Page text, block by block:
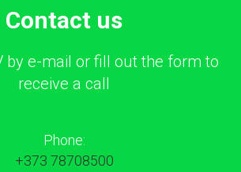
Сontact us
by e-mail or fill out the form to
receive a call
Phone:
+373 78708500